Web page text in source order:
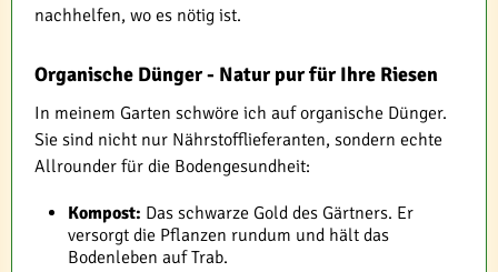
nachhelfen, wo es nötig ist.
Organische Dünger - Natur pur für Ihre Riesen
In meinem Garten schwöre ich auf organische Dünger.
Sie sind nicht nur Nährstofflieferanten, sondern echte
Allrounder für die Bodengesundheit:
Kompost: Das schwarze Gold des Gärtners. Er
versorgt die Pflanzen rundum und hält das
Bodenleben auf Trab.